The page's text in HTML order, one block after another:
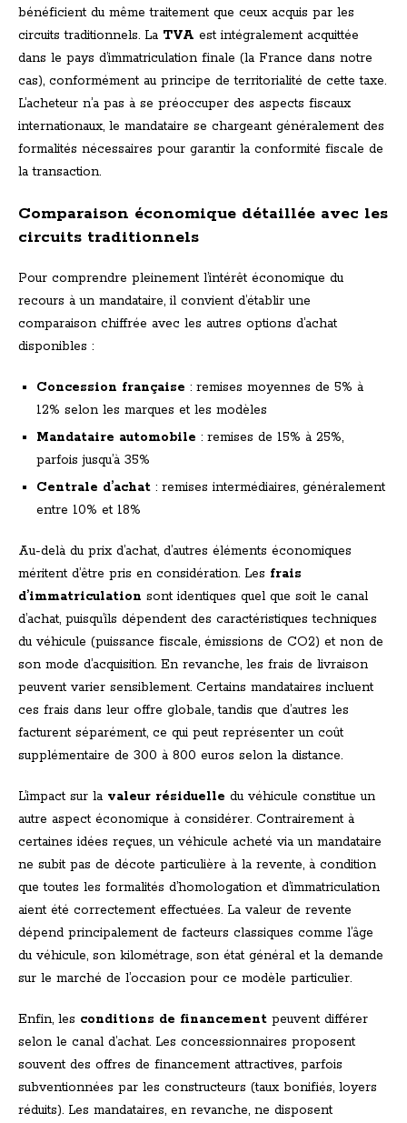
bénéficient du même traitement que ceux acquis par les
circuits traditionnels. La TVA est intégralement acquittée
dans le pays d’immatriculation finale (la France dans notre
cas), conformément au principe de territorialité de cette taxe.
L’acheteur n’a pas à se préoccuper des aspects fiscaux
internationaux, le mandataire se chargeant généralement des
formalités nécessaires pour garantir la conformité fiscale de
la transaction.
Comparaison économique détaillée avec les
circuits traditionnels
Pour comprendre pleinement l’intérêt économique du
recours à un mandataire, il convient d’établir une
comparaison chiffrée avec les autres options d’achat
disponibles :
Concession française : remises moyennes de 5% à
12% selon les marques et les modèles
Mandataire automobile : remises de 15% à 25%,
parfois jusqu’à 35%
Centrale d’achat : remises intermédiaires, généralement
entre 10% et 18%
Au-delà du prix d’achat, d’autres éléments économiques
méritent d’être pris en considération. Les frais
d’immatriculation sont identiques quel que soit le canal
d’achat, puisqu’ils dépendent des caractéristiques techniques
du véhicule (puissance fiscale, émissions de CO2) et non de
son mode d’acquisition. En revanche, les frais de livraison
peuvent varier sensiblement. Certains mandataires incluent
ces frais dans leur offre globale, tandis que d’autres les
facturent séparément, ce qui peut représenter un coût
supplémentaire de 300 à 800 euros selon la distance.
L’impact sur la valeur résiduelle du véhicule constitue un
autre aspect économique à considérer. Contrairement à
certaines idées reçues, un véhicule acheté via un mandataire
ne subit pas de décote particulière à la revente, à condition
que toutes les formalités d’homologation et d’immatriculation
aient été correctement effectuées. La valeur de revente
dépend principalement de facteurs classiques comme l’âge
du véhicule, son kilométrage, son état général et la demande
sur le marché de l’occasion pour ce modèle particulier.
Enfin, les conditions de financement peuvent différer
selon le canal d’achat. Les concessionnaires proposent
souvent des offres de financement attractives, parfois
subventionnées par les constructeurs (taux bonifiés, loyers
réduits). Les mandataires, en revanche, ne disposent